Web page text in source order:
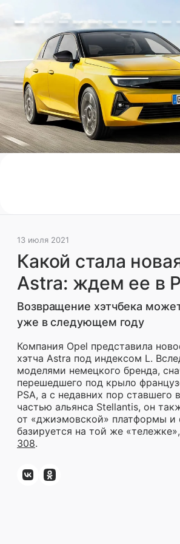
13 июля 2021
Какой стала
Astra: ждем ее в
Возвращение хэтчбека может
в следующем году
13 июля 2021
Какой стала
Astra: ждем ее в
Возвращение хэтчбека
уже в следующем году
Компания Opel представила
хэтча Astra под индексом L.
моделями немецкого бренда,
перешедшего под крыло
PSA, а с недавних пор ставшего
частью альянса Stellantis, он
от «джиэмовской» платформы и
базируется на той же «тележке»,
308.